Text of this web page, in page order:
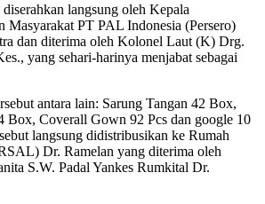
langsung oleh Kepala
Masyarakat PT PAL Indonesia (Persero)
dan diterima oleh Kolonel Laut (K) Drg.
yang sehari-harinya menjabat sebagai
antara lain: Sarung Tangan 42 Box,
Box, Coverall Gown 92 Pcs dan google 10
langsung didistribusikan ke Rumah
Dr. Ramelan yang diterima oleh
S.W. Padal Yankes Rumkital Dr.